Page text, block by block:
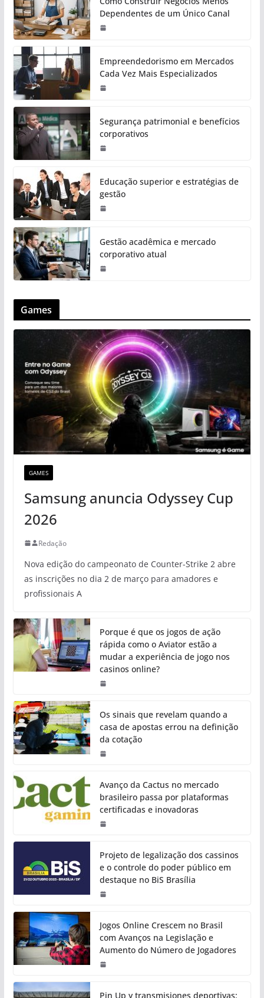
Dependentes de um Único Canal
Empreendedorismo em Mercados
Cada Vez Mais Especializados
Segurança patrimonial e benefícios
corporativos
Educação superior e estratégias de
gestão
Gestão acadêmica e mercado
corporativo atual
Games
GAMES
Samsung anuncia Odyssey Cup
2026
Redação
Nova edição do campeonato de Counter-Strike 2 abre
as inscrições no dia 2 de março para amadores e
profissionais A
Porque é que os jogos de ação
rápida como o Aviator estão a
mudar a experiência de jogo nos
casinos online?
Os sinais que revelam quando a
casa de apostas errou na definição
da cotação
Avanço da Cactus no mercado
brasileiro passa por plataformas
certificadas e inovadoras
Projeto de legalização dos cassinos
e o controle do poder público em
destaque no BiS Brasília
Jogos Online Crescem no Brasil
com Avanços na Legislação e
Aumento do Número de Jogadores
Pin Up y transmisiones deportivas: